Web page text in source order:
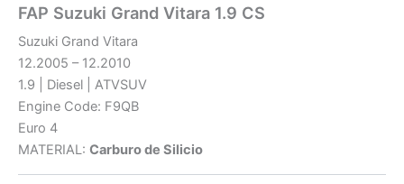
FAP Suzuki Grand Vitara 1.9 CS
Suzuki Grand Vitara
12.2005 – 12.2010
1.9 | Diesel | ATVSUV
Engine Code: F9QB
Euro 4
MATERIAL: Carburo de Silicio